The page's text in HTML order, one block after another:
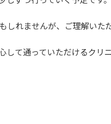
れませんが、ご理解いた
して通っていただけるクリ